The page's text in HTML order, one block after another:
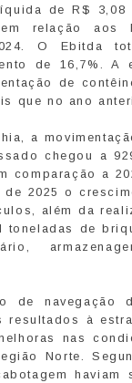
de R$ 3,08
relação aos
O Ebitda
de 16,7%. A
de
que no ano
a
chegou a
comparação a
2025 o
além da
toneladas de
de navegação
resultados à
nas
Norte.
haviam